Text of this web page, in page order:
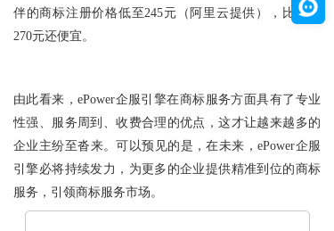
伴的商标注册价格低至245元（阿里云提供），比官费
270元还便宜。
由此看来，ePower企服引擎在商标服务方面具有了专业
性强、服务周到、收费合理的优点，这才让越来越多的
企业主纷至沓来。可以预见的是，在未来，ePower企服
引擎必将持续发力，为更多的企业提供精准到位的商标
服务，引领商标服务市场。